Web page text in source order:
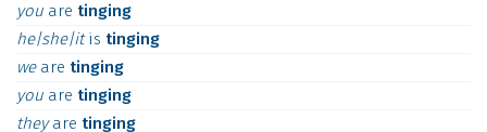
you are tinging
he|she|itis tinging
we are tinging
you are tinging
theyare tinging